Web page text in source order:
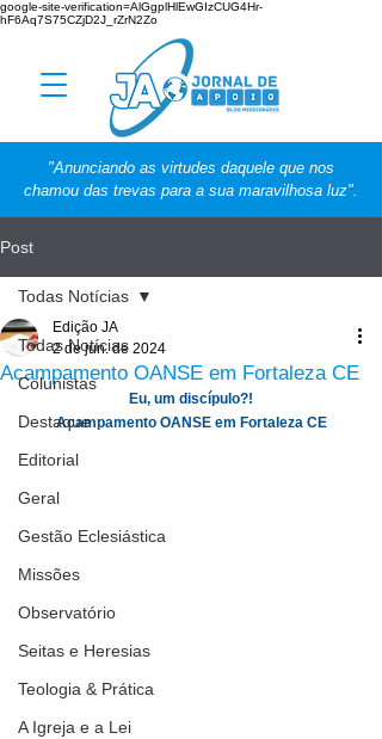
google-site-verification=AlGgplHlEwGIzCUG4Hr-
hF6Aq7S75CZjD2J_rZrN2Zo
"Anunciando as virtudes daquele que nos
chamou das trevas para a sua maravilhosa luz".
Post
Todas Notícias
Colunistas
Destaque
Editorial
Geral
Gestão Eclesiástica
Missões
Observatório
Seitas e Heresias
Teologia & Prática
A Igreja e a Lei
Todas Notícias
Acampamento OANSE em Fortaleza CE
Edição JA
2 de jun. de 2024
Eu, um discípulo?!
Acampamento OANSE em Fortaleza CE